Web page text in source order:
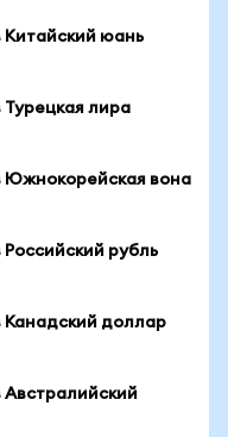
Китайский юань
Турецкая лира
Южнокорейская вона
рубль
Канадский доллар
Австралийский